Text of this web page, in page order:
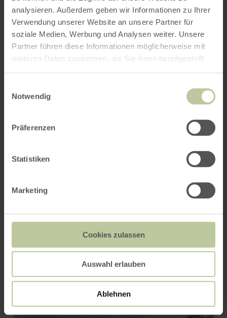
analysieren. Außerdem geben wir Informationen zu Ihrer
Verwendung unserer Website an unsere Partner für
soziale Medien, Werbung und Analysen weiter. Unsere
Partner führen diese Informationen möglicherweise mit
weiteren Daten zusammen, die Sie ihnen bereitgestellt
Notwendig
Präferenzen
Statistiken
Marketing
Cookies zulassen
Auswahl erlauben
Ablehnen
Das könnte Sie auch
interessieren
Natur und Kultur in der Rureifel